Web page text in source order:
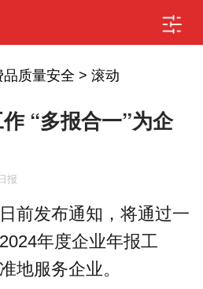
品质量安全 > 滚动
“多报合一”为企
报
发布通知，将通过一
年度企业年报工
地服务企业。